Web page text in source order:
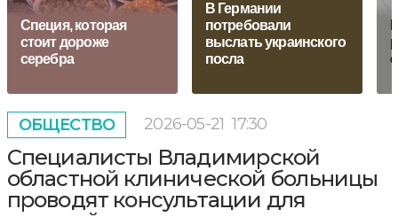
Специя, которая
стоит дороже
серебра
В Германии
потребовали
выслать украинского
посла
ОБЩЕСТВО 2026-05-21 17:30
Специалисты Владимирской
областной клинической больницы
проводят консультации для